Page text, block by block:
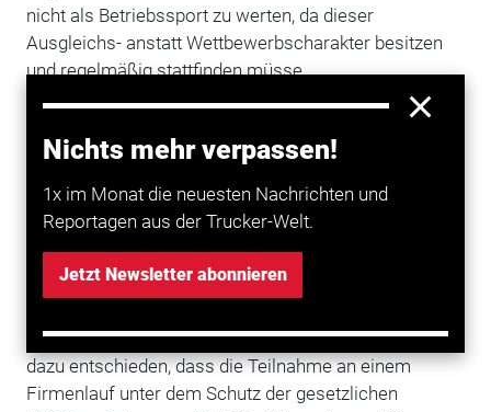
Nichts mehr verpassen!
1x im Monat die neuesten Nachrichten und
Reportagen aus der Trucker-Welt.
Jetzt Newsletter abonnieren
nicht als Betriebssport zu werten, da dieser
Ausgleichs- anstatt Wettbewerbscharakter besitzen
und regelmäßig stattfinden müsse.
Auch wenn das Jobcenter den Firmenlauf beworben
und gemeinsame Trikots gestellt habe, sei er nicht
vom Arbeitgeber organisiert, sondern von einem
privaten Veranstalter für eine Vielzahl von Firmen und
deren Beschäftigten gedacht. Das Urteil ist noch nicht
rechtskräftig.
Sozialgericht Detmold entschied 2015 anders
Das Sozialgericht Detmold hatte 2015 im Gegensatz
dazu entschieden, dass die Teilnahme an einem
Firmenlauf unter dem Schutz der gesetzlichen